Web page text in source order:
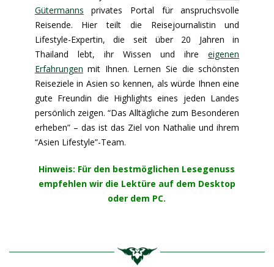
Gütermanns privates Portal für anspruchsvolle
Reisende. Hier teilt die Reisejournalistin und
Lifestyle-Expertin, die seit über 20 Jahren in
Thailand lebt, ihr Wissen und ihreeigenen
Erfahrungen mit Ihnen. Lernen Sie die schönsten
Reiseziele in Asien so kennen, als würde Ihnen eine
gute Freundin die Highlights eines jeden Landes
persönlich zeigen. “Das Alltägliche zum Besonderen
erheben” – das ist das Ziel von Nathalie und ihrem
“Asien Lifestyle”-Team.
Hinweis: Für den bestmöglichen Lesegenuss
empfehlen wir die Lektüre auf dem Desktop
oder dem PC.